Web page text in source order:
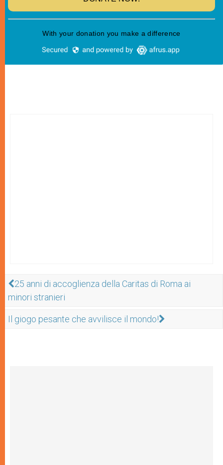
25 anni di accoglienza della Caritas di Roma ai
minori stranieri
Il giogo pesante che avvilisce il mondo!